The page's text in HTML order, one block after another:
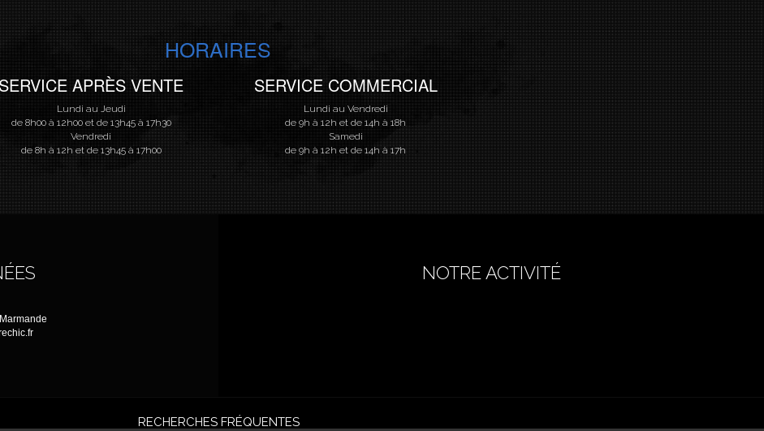
HORAIRES
SERVICE APRÈS VENTE
Lundi au Jeudi
de 8h00 à 12h00 et de 13h45 à 17h30
Vendredi
de 8h à 12h et de 13h45 à 17h00
SERVICE COMMERCIAL
Lundi au Vendredi
de 9h à 12h et de 14h à 18h
Samedi
de 9h à 12h et de 14h à 17h
NOTRE ACTIVITÉ
RECHERCHES FRÉQUENTES